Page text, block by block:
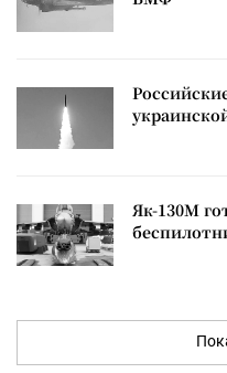
Як-130М